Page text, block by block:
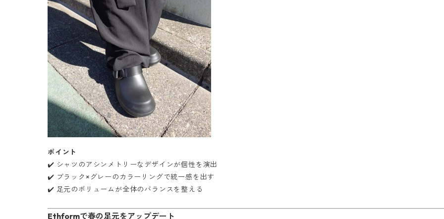
ポイント
✔️ シャツのアシンメトリーなデザインが個性を演出
✔️ ブラック×グレーのカラーリングで統一感を出す
✔️ 足元のボリュームが全体のバランスを整える
Ethformで春の足元をアップデート